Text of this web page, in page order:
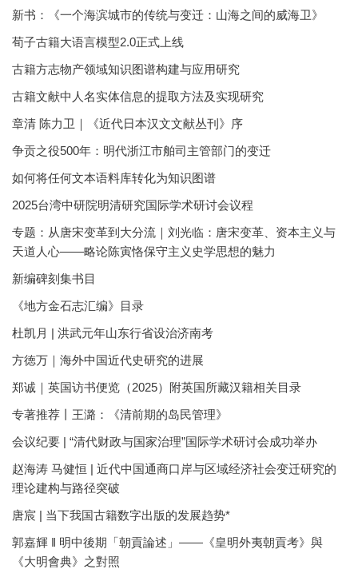
新书：《一个海滨城市的传统与变迁：山海之间的威海卫》
荀子古籍大语言模型2.0正式上线
古籍方志物产领域知识图谱构建与应用研究
古籍文献中人名实体信息的提取方法及实现研究
章清 陈力卫｜《近代日本汉文文献丛刊》序
争贡之役500年：明代浙江市舶司主管部门的变迁
如何将任何文本语料库转化为知识图谱
2025台湾中研院明清研究国际学术研讨会议程
专题：从唐宋变革到大分流｜刘光临：唐宋变革、资本主义与
天道人心——略论陈寅恪保守主义史学思想的魅力
新编碑刻集书目
《地方金石志汇编》目录
杜凯月 | 洪武元年山东行省设治济南考
方徳万｜海外中国近代史研究的进展
郑诚｜英国访书便览（2025）附英国所藏汉籍相关目录
专著推荐丨王潞：《清前期的岛民管理》
会议纪要 | “清代财政与国家治理”国际学术研讨会成功举办
赵海涛 马健恒 | 近代中国通商口岸与区域经济社会变迁研究的
理论建构与路径突破
唐宸 | 当下我国古籍数字出版的发展趋势*
郭嘉輝 ‖ 明中後期「朝貢論述」——《皇明外夷朝貢考》與
《大明會典》之對照